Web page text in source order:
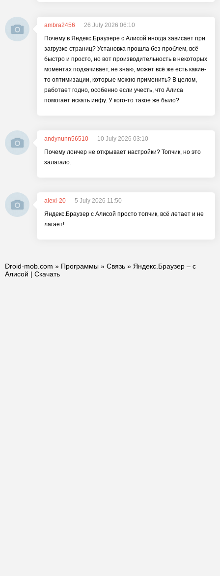
ambra2456
26 July 2026 06:10
Почему в Яндекс.Браузере с Алисой иногда зависает при
загрузке страниц? Установка прошла без проблем, всё
быстро и просто, но вот производительность в некоторых
моментах подкачивает, не знаю, может всё же есть какие-
то оптимизации, которые можно применить? В целом,
работает годно, особенно если учесть, что Алиса
помогает искать инфу. У кого-то такое же было?
andynunn56510
10 July 2026 03:10
Почему лончер не открывает настройки? Топчик, но это
залагало.
alexi-20
5 July 2026 11:50
Яндекс.Браузер с Алисой просто топчик, всё летает и не
лагает!
Droid-mob.com » Программы » Связь » Яндекс.Браузер – с
Алисой | Скачать